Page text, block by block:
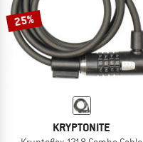
25%
KRYPTONITE